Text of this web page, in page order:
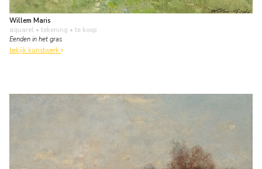
Willem Maris
aquarel • tekening • te koop
Eenden in het gras
bekijk kunstwerk